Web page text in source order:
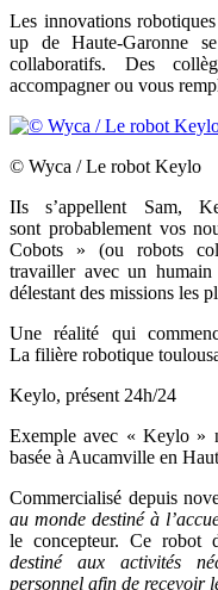
Les innovations
up de Haute-Garonne
collaboratifs. Des
accompagner ou vous
© Wyca / Le robot Keylo
IIs s’appellent Sam,
sont probablement vos
Cobots » (ou robots
travailler avec un
délestant des missions les
Une réalité qui
La filière robotique
Keylo, présent 24h/24
Exemple avec « Keylo »
basée à Aucamville en
Commercialisé depuis
au monde destiné à
le concepteur. Ce robot
destiné aux activités
personnel afin de recevoir